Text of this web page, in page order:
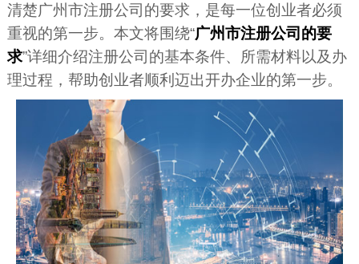
清楚广州市注册公司的要求，是每一位创业者必须
重视的第一步。本文将围绕“广州市注册公司的要
求”详细介绍注册公司的基本条件、所需材料以及办
理过程，帮助创业者顺利迈出开办企业的第一步。